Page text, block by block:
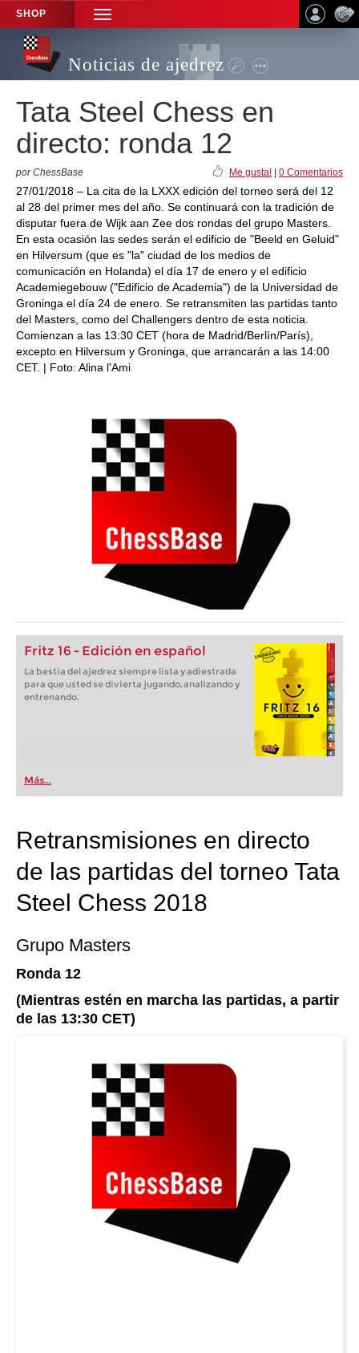
SHOP
TOGGLE
NAVIGATION
Noticias de ajedrez
Tata Steel Chess en
directo: ronda 12
por ChessBase Me gusta! 0 Comentarios
27/01/2018 – La cita de la LXXX edición del torneo será del 12
al 28 del primer mes del año. Se continuará con la tradición de
disputar fuera de Wijk aan Zee dos rondas del grupo Masters.
En esta ocasión las sedes serán el edificio de "Beeld en Geluid"
en Hilversum (que es "la" ciudad de los medios de
comunicación en Holanda) el día 17 de enero y el edificio
Academiegebouw ("Edificio de Academia") de la Universidad de
Groninga el día 24 de enero. Se retransmiten las partidas tanto
del Masters, como del Challengers dentro de esta noticia.
Comienzan a las 13:30 CET (hora de Madrid/Berlín/París),
excepto en Hilversum y Groninga, que arrancarán a las 14:00
CET. | Foto: Alina l'Ami
Fritz 16 - Edición en español
La bestia del ajedrez siempre lista y adiestrada
para que usted se divierta jugando, analizando y
entrenando.
Más...
Retransmisiones en directo
de las partidas del torneo Tata
Steel Chess 2018
Grupo Masters
Ronda 12
(Mientras estén en marcha las partidas, a partir
de las 13:30 CET)